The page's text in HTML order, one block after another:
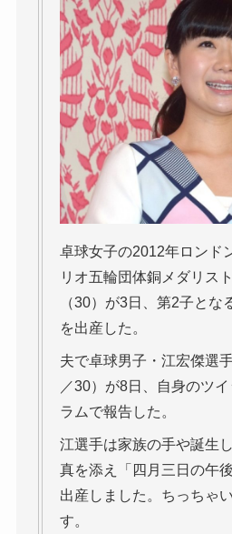
卓球女子の2012年ロンド
リオ五輪団体銅メダリス
（30）が3日、第2子とな
を出産した。
夫で卓球男子・江宏傑選
／30）が8日、自身のツ
ラムで報告した。
江選手は家族の手や誕生
真を添え「四月三日の午
出産しました。ちっちゃ
す。